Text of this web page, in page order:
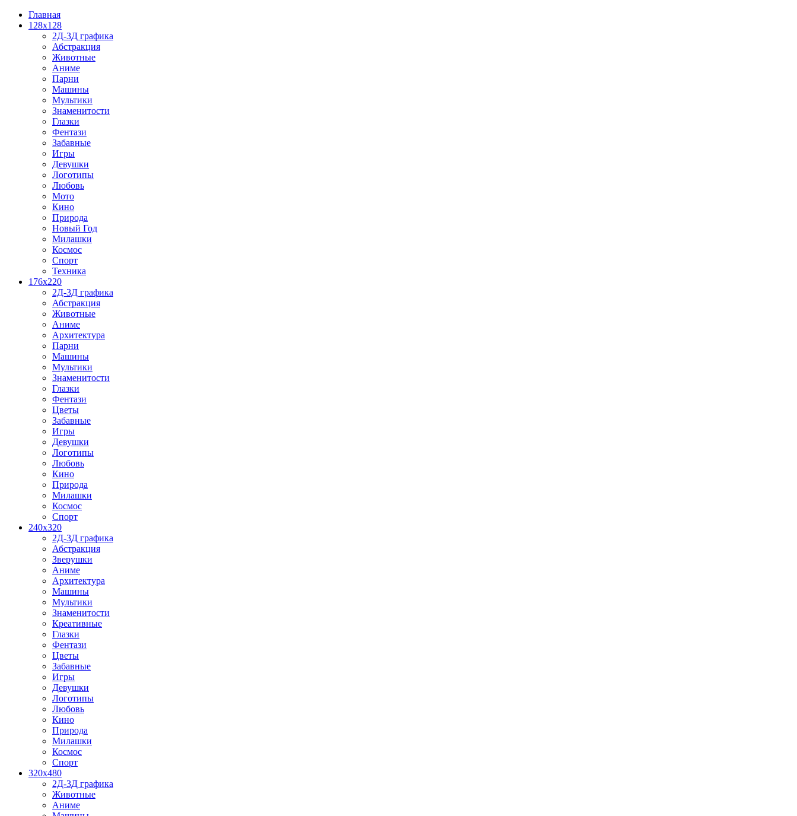
Главная
128x128
2Д-3Д графика
Абстракция
Животные
Аниме
Парни
Машины
Мультики
Знаменитости
Глазки
Фентази
Забавные
Игры
Девушки
Логотипы
Любовь
Мото
Кино
Природа
Новый Год
Милашки
Космос
Спорт
Техника
176x220
2Д-3Д графика
Абстракция
Животные
Аниме
Архитектура
Парни
Машины
Мультики
Знаменитости
Глазки
Фентази
Цветы
Забавные
Игры
Девушки
Логотипы
Любовь
Кино
Природа
Милашки
Космос
Спорт
240x320
2Д-3Д графика
Абстракция
Зверушки
Аниме
Архитектура
Машины
Мультики
Знаменитости
Креативные
Глазки
Фентази
Цветы
Забавные
Игры
Девушки
Логотипы
Любовь
Кино
Природа
Милашки
Космос
Спорт
320x480
2Д-3Д графика
Животные
Аниме